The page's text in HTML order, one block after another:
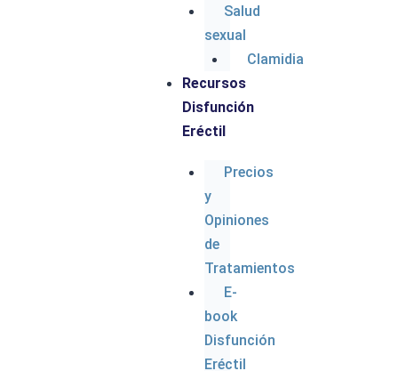
Salud
sexual
Clamidia
Recursos
Disfunción
Eréctil
Precios
y
Opiniones
de
Tratamientos
E-
book
Disfunción
Eréctil
Todos los derechos